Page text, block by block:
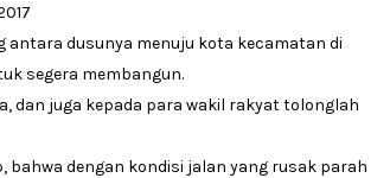
dusunya menuju kota kecamatan di
segera membangun.
dan juga kepada para wakil rakyat tolonglah
bahwa dengan kondisi jalan yang rusak parah